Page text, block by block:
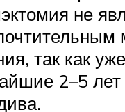
не
так как
2–5 лет